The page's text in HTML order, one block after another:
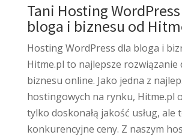
Tani Hosting
bloga i biznesu od
Hosting WordPress dla bloga i
Hitme.pl to najlepsze rozwiązanie
biznesu online. Jako jedna z
hostingowych na rynku, Hitme.pl
tylko doskonałą jakość usług, ale
konkurencyjne ceny. Z naszym